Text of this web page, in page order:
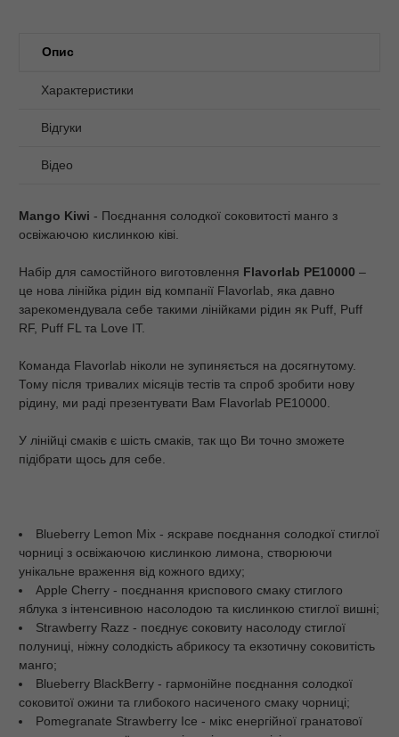
Опис
Характеристики
Відгуки
Відео
Mango Kiwi - Поєднання солодкої соковитості манго з
освіжаючою кислинкою ківі.
Набір для самостійного виготовлення Flavorlab PE10000 –
це нова лінійка рідин від компанії Flavorlab, яка давно
зарекомендувала себе такими лінійками рідин як Puff, Puff
RF, Puff FL та Love IT.
Команда Flavorlab ніколи не зупиняється на досягнутому.
Тому після тривалих місяців тестів та спроб зробити нову
рідину, ми раді презентувати Вам Flavorlab PE10000.
У лінійці смаків є шість смаків, так що Ви точно зможете
підібрати щось для себе.
Blueberry Lemon Mix - яскраве поєднання солодкої стиглої
чорниці з освіжаючою кислинкою лимона, створюючи
унікальне враження від кожного вдиху;
Apple Cherry - поєднання криспового смаку стиглого
яблука з інтенсивною насолодою та кислинкою стиглої вишні;
Strawberry Razz - поєднує соковиту насолоду стиглої
полуниці, ніжну солодкість абрикосу та екзотичну соковитість
манго;
Blueberry BlackBerry - гармонійне поєднання солодкої
соковитої ожини та глибокого насиченого смаку чорниці;
Pomegranate Strawberry Ice - мікс енергійної гранатової